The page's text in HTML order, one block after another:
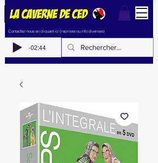
Contactez-nous en cliquant ici (reprises ou info diverses)
-02:44